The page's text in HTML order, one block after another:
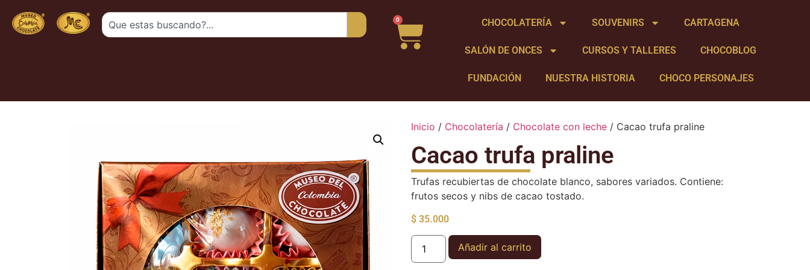
0 CHOCOLATERÍA SOUVENIRS CARTAGENA
SALÓN DE ONCES CURSOS Y TALLERES CHOCOBLOG
FUNDACIÓN NUESTRA HISTORIA CHOCO PERSONAJES
Inicio / Chocolatería / Chocolate con leche / Cacao trufa praline
Cacao trufa praline
Trufas recubiertas de chocolate blanco, sabores variados. Contiene:
frutos secos y nibs de cacao tostado.
$ 35.000
Añadir al carrito